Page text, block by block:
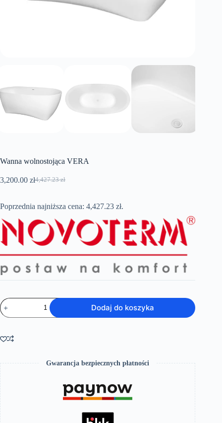
Wanna wolnostojąca VERA
4,427.23zł
Pierwotna
4,427.23 zł.
3,200.00 złAktualna
3,200.00 zł.
Poprzednia najniższa cena: 4,427.23 zł.
ilość
Wanna
wolnostojąca
Dodaj do koszyka
Gwarancja bezpiecznych płatności